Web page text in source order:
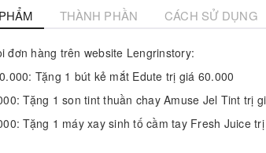
THÀNH PHẦN CÁCH SỬ DỤNG
đơn hàng trên website Lengrinstory:
Tặng 1 bút kẻ mắt Edute trị giá 60.000
Tặng 1 son tint thuần chay Amuse Jel Tint trị
Tặng 1 máy xay sinh tố cầm tay Fresh Juice